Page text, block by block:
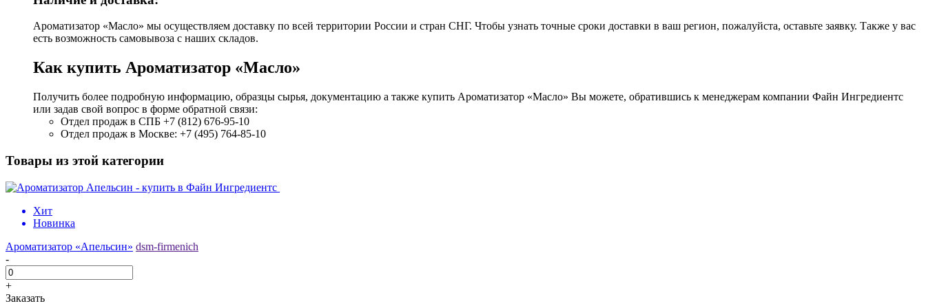
Ароматизатор «Масло» мы осуществляем доставку по всей территории России и стран СНГ. Чтобы узнать точные сроки доставки в ваш регион, пожалуйста, оставьте заявку. Также у вас
есть возможность самовывоза с наших складов.
Как купить Ароматизатор «Масло»
Получить более подробную информацию, образцы сырья, документацию а также купить Ароматизатор «Масло» Вы можете, обратившись к менеджерам компании Файн Ингредиентс
или задав свой вопрос в форме обратной связи:
Отдел продаж в СПБ +7 (812) 676-95-10
Отдел продаж в Москве: +7 (495) 764-85-10
Товары из этой категории
Хит
Новинка
Ароматизатор «Апельсин» dsm-firmenich
-
+
Заказать